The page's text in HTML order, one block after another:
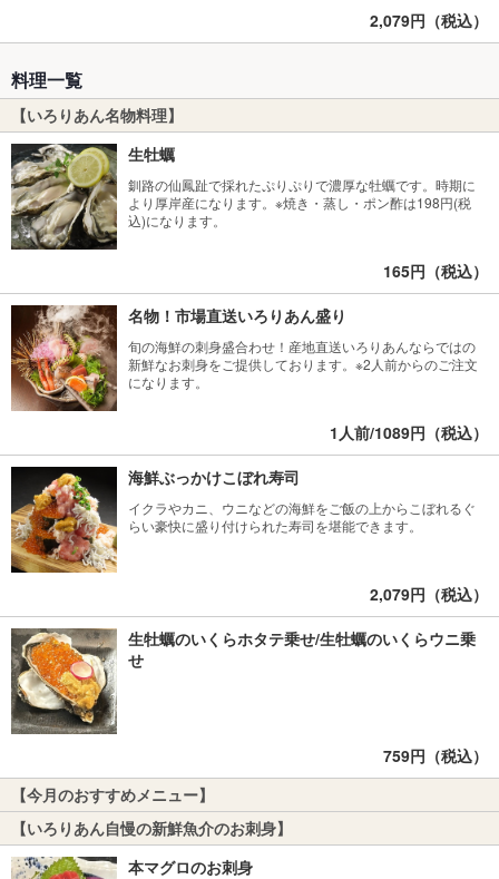
2,079円（税込）
料理一覧
【いろりあん名物料理】
生牡蠣
釧路の仙鳳趾で採れたぷりぷりで濃厚な牡蠣です。時期に
より厚岸産になります。※焼き・蒸し・ポン酢は198円(税
込)になります。
165円（税込）
名物！市場直送いろりあん盛り
旬の海鮮の刺身盛合わせ！産地直送いろりあんならではの
新鮮なお刺身をご提供しております。※2人前からのご注文
になります。
1人前/1089円（税込）
海鮮ぶっかけこぼれ寿司
イクラやカニ、ウニなどの海鮮をご飯の上からこぼれるぐ
らい豪快に盛り付けられた寿司を堪能できます。
2,079円（税込）
生牡蠣のいくらホタテ乗せ/生牡蠣のいくらウニ乗
せ
759円（税込）
【今月のおすすめメニュー】
【いろりあん自慢の新鮮魚介のお刺身】
本マグロのお刺身